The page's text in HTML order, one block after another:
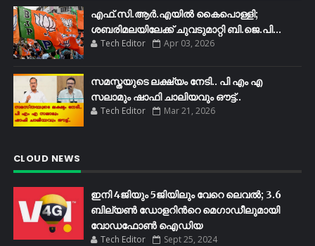
എഫ്​.സി.ആർ.എയിൽ കൈപൊള്ളി;
ശബരിമലയിലേക്ക്​ ചുവടുമാറ്റി ബി.ജെ.പി...
Tech Editor Apr 03, 2026
സമസ്തയുടെ ലക്ഷ്യം നേടി.. പി എം എ
സലാമും ഷാഫി ചാലിയവും ഔട്ട്..
Tech Editor Mar 21, 2026
CLOUD NEWS
ഇനി 4ജിയും 5ജിയിലും വേറെ ലെവൽ; 3.6
ബില്യണ്‍ ഡോളറിന്‍റെ മെഗാഡീലുമായി
വോഡഫോണ്‍ ഐഡിയ
Tech Editor Sept 25, 2024